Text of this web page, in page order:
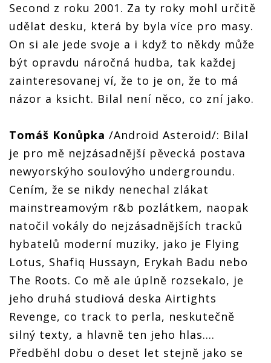
Second z roku 2001. Za ty roky mohl určitě
udělat desku, která by byla více pro masy.
On si ale jede svoje a i když to někdy může
být opravdu náročná hudba, tak každej
zainteresovanej ví, že to je on, že to má
názor a ksicht. Bilal není něco, co zní jako.
Tomáš Konůpka /Android Asteroid/: Bilal
je pro mě nejzásadnější pěvecká postava
newyorskýho soulovýho undergroundu.
Cením, že se nikdy nenechal zlákat
mainstreamovým r&b pozlátkem, naopak
natočil vokály do nejzásadnějších tracků
hybatelů moderní muziky, jako je Flying
Lotus, Shafiq Hussayn, Erykah Badu nebo
The Roots. Co mě ale úplně rozsekalo, je
jeho druhá studiová deska Airtights
Revenge, co track to perla, neskutečně
silný texty, a hlavně ten jeho hlas....
Předběhl dobu o deset let stejně jako se